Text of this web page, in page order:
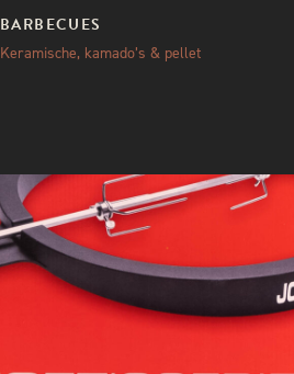
BARBECUES
Keramische, kamado’s & pellet